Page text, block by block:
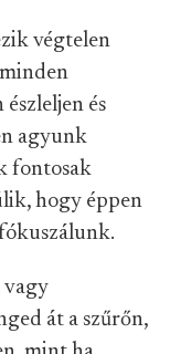
végtelen
és
agyunk
fontosak
hogy éppen
vagy
át a szűrőn,